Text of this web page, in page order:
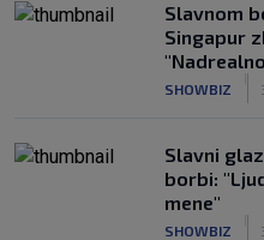
Slavnom
Singapur
SHOWBIZ
Slavni
borbi:
mene"
SHOWBIZ